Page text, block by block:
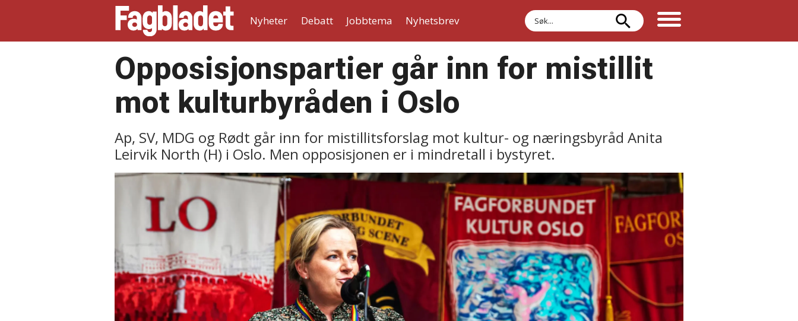
Nyheter Debatt Jobbtema Nyhetsbrev
Søk
Opposisjonspartier går inn for mistillit
mot kulturbyråden i Oslo
Ap, SV, MDG og Rødt går inn for mistillitsforslag mot kultur- og næringsbyråd Anita
Leirvik North (H) i Oslo. Men opposisjonen er i mindretall i bystyret.